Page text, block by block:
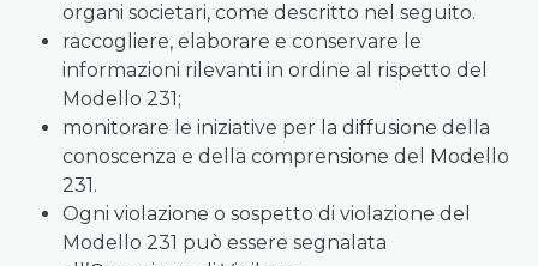
organi societari, come descritto nel seguito.
raccogliere, elaborare e conservare le
informazioni rilevanti in ordine al rispetto del
Modello 231;
monitorare le iniziative per la diffusione della
conoscenza e della comprensione del Modello
231.
Ogni violazione o sospetto di violazione del
Modello 231 può essere segnalata